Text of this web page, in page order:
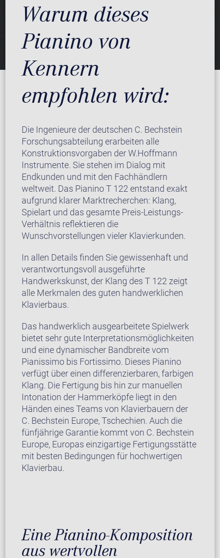
Warum dieses
Pianino von
Kennern
empfohlen wird:
Die Ingenieure der deutschen C. Bechstein
Forschungsabteilung erarbeiten alle
Konstruktionsvorgaben der W.Hoffmann
Instrumente. Sie stehen im Dialog mit
Endkunden und mit den Fachhändlern
weltweit. Das Pianino T 122 entstand exakt
aufgrund klarer Marktrecherchen: Klang,
Spielart und das gesamte Preis-Leistungs-
Verhältnis reflektieren die
Wunschvorstellungen vieler Klavierkunden.
In allen Details finden Sie gewissenhaft und
verantwortungsvoll ausgeführte
Handwerkskunst, der Klang des T 122 zeigt
alle Merkmalen des guten handwerklichen
Klavierbaus.
Das handwerklich ausgearbeitete Spielwerk
bietet sehr gute Interpretationsmöglichkeiten
und eine dynamischer Bandbreite vom
Pianissimo bis Fortissimo. Dieses Pianino
verfügt über einen differenzierbaren, farbigen
Klang. Die Fertigung bis hin zur manuellen
Intonation der Hammerköpfe liegt in den
Händen eines Teams von Klavierbauern der
C. Bechstein Europe, Tschechien. Auch die
fünfjährige Garantie kommt von C. Bechstein
Europe, Europas einzigartige Fertigungsstätte
mit besten Bedingungen für hochwertigen
Klavierbau.
Eine Pianino-Komposition
aus wertvollen